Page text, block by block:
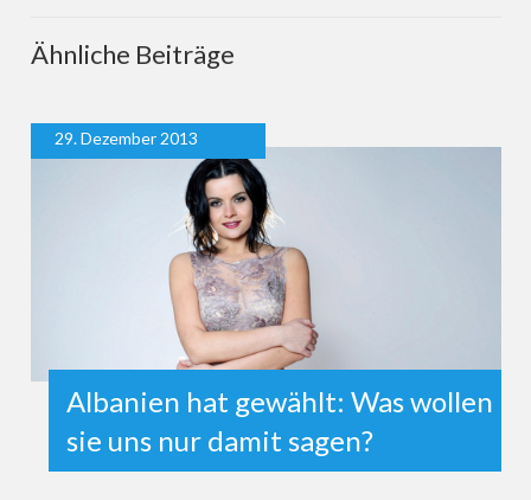
Ähnliche Beiträge
29. Dezember 2013
Albanien hat gewählt: Was wollen
sie uns nur damit sagen?